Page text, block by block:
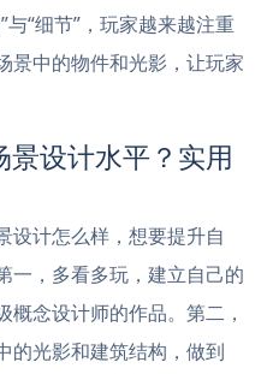
“细节”，玩家越来越注重
景中的物件和光影，让玩家
设计水平？实用
设计怎么样，想要提升自
一，多看多玩，建立自己的
念设计师的作品。第二，
的光影和建筑结构，做到